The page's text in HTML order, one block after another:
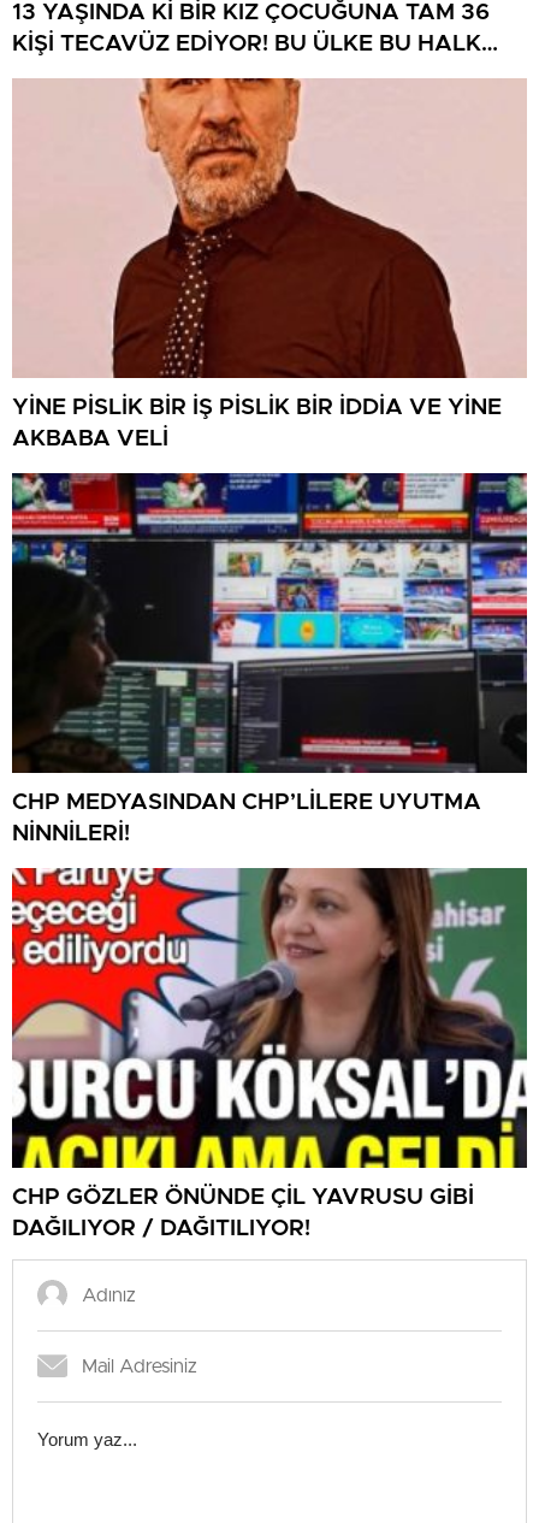
13 YAŞINDA Kİ BİR KIZ ÇOCUĞUNA TAM 36
KİŞİ TECAVÜZ EDİYOR! BU ÜLKE BU HALK
NEREYE SAVRULDU NASIL SAVRULDU!
YİNE PİSLİK BİR İŞ PİSLİK BİR İDDİA VE YİNE
AKBABA VELİ
CHP MEDYASINDAN CHP’LİLERE UYUTMA
NİNNİLERİ!
CHP GÖZLER ÖNÜNDE ÇİL YAVRUSU GİBİ
DAĞILIYOR / DAĞITILIYOR!